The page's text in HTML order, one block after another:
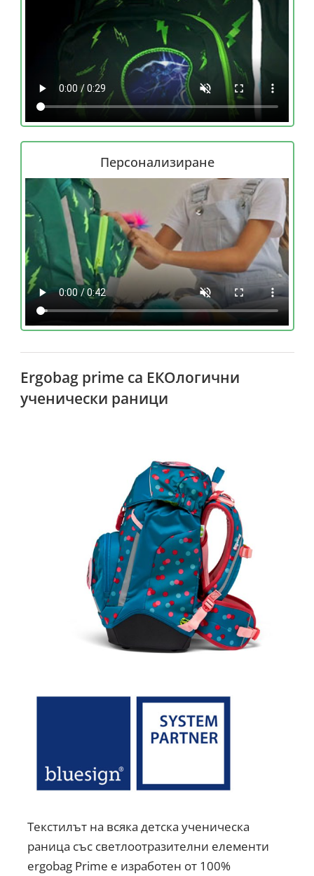
Персонализиране
Еrgobag prime са ЕКОлогични
ученически раници
Текстилът на всяка детска ученическа
раница със светлоотразителни елементи
ergobag Prime е изработен от 100%